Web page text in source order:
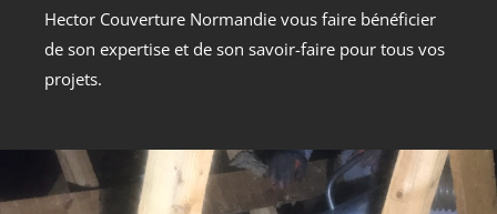
Hector Couverture Normandie vous faire bénéficier
de son expertise et de son savoir-faire pour tous vos
projets.